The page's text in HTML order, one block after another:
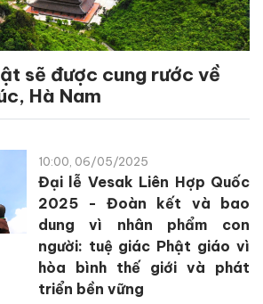
sẽ được cung rước về
Hà Nam
10:00, 06/05/2025
Đại lễ Vesak Liên Hợp Quốc
2025 - Đoàn kết và bao
dung vì nhân phẩm con
người: tuệ giác Phật giáo vì
hòa bình thế giới và phát
triển bền vững